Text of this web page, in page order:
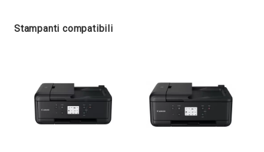
Stampanti compatibili